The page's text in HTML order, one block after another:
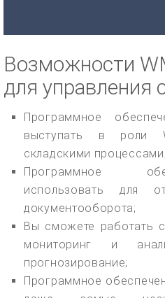
Возможности
для управления
Программное
выступать в роли
складскими процессами;
Программное
использовать для
документооборота;
Вы сможете работать
мониторинг и
прогнозирование;
Программное